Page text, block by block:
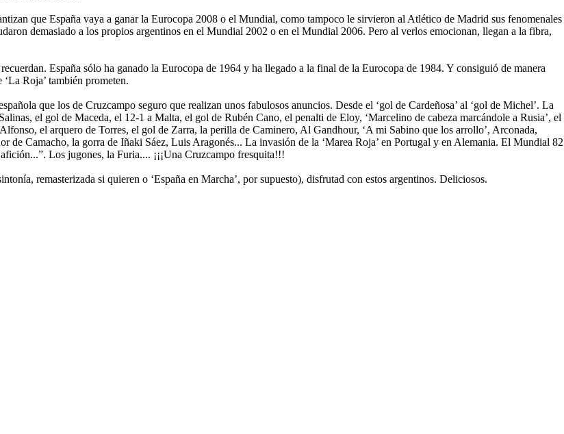
que España vaya a ganar la Eurocopa 2008 o el Mundial, como tampoco le sirvieron al Atlético de Madrid sus fenomenales
demasiado a los propios argentinos en el Mundial 2002 o en el Mundial 2006. Pero al verlos emocionan, llegan a la fibra,
España sólo ha ganado la Eurocopa de 1964 y ha llegado a la final de la Eurocopa de 1984. Y consiguió de manera
Roja’ también prometen.
que los de Cruzcampo seguro que realizan unos fabulosos anuncios. Desde el ‘gol de Cardeñosa’ al ‘gol de Michel’. La
el gol de Maceda, el 12-1 a Malta, el gol de Rubén Cano, el penalti de Eloy, ‘Marcelino de cabeza marcándole a Rusia’, el
el arquero de Torres, el gol de Zarra, la perilla de Caminero, Al Gandhour, ‘A mi Sabino que los arrollo’, Arconada,
Camacho, la gorra de Iñaki Sáez, Luis Aragonés... La invasión de la ‘Marea Roja’ en Portugal y en Alemania. El Mundial 82
Los jugones, la Furia.... ¡¡¡Una Cruzcampo fresquita!!!
remasterizada si quieren o ‘España en Marcha’, por supuesto), disfrutad con estos argentinos. Deliciosos.